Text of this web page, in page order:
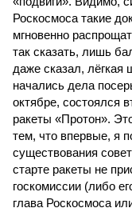
Роскосмоса такие
мгновенно
так сказать, лишь
даже сказал,
начались дела
октябре, состоялся
ракеты «Протон».
тем, что впервые, я
существования
старте ракеты не
госкомиссии (либо
глава Роскосмоса